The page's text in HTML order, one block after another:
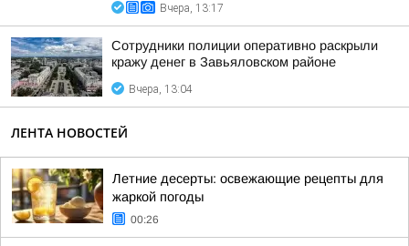
Вчера, 13:17
Сотрудники полиции оперативно раскрыли
кражу денег в Завьяловском районе
Вчера, 13:04
ЛЕНТА НОВОСТЕЙ
Летние десерты: освежающие рецепты для
жаркой погоды
00:26